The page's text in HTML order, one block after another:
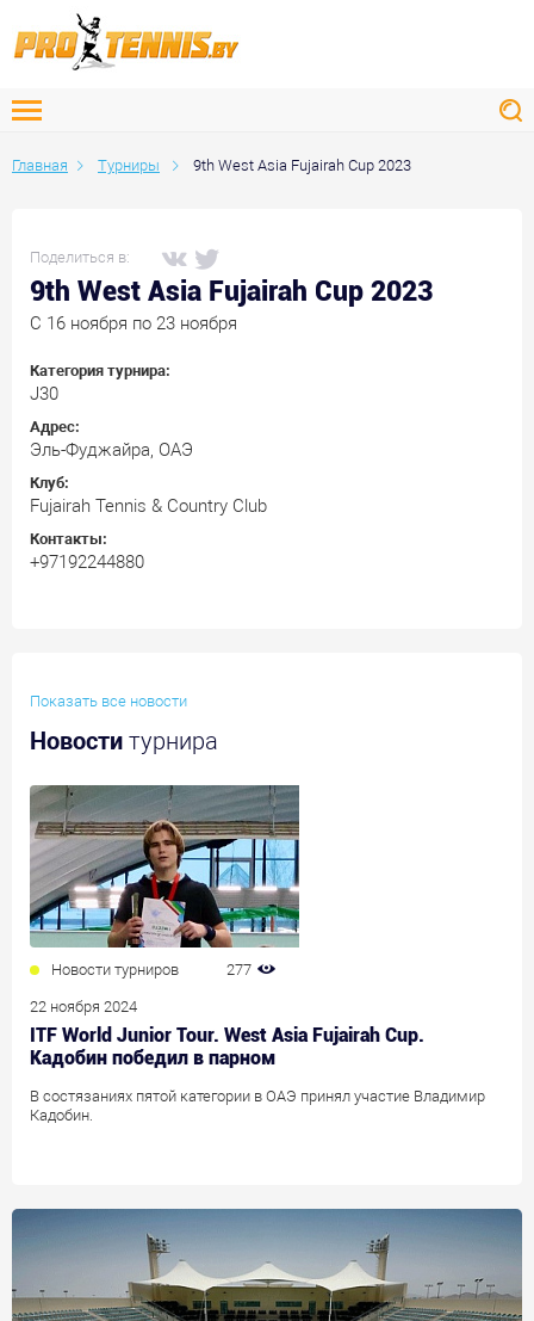
Главная Турниры 9th West Asia Fujairah Cup 2023
Поделиться в:
9th West Asia Fujairah Cup 2023
C 16 ноября по 23 ноября
Категория турнира:
J30
Адрес:
Эль-Фуджайра, ОАЭ
Клуб:
Fujairah Tennis & Country Club
Контакты:
+97192244880
Показать все новости
Новости турнира
Новости турниров 277
22 ноября 2024
ITF World Junior Tour. West Asia Fujairah Cup.
Кадобин победил в парном
В состязаниях пятой категории в ОАЭ принял участие Владимир
Кадобин.